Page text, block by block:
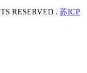
RESERVED . 苏ICP